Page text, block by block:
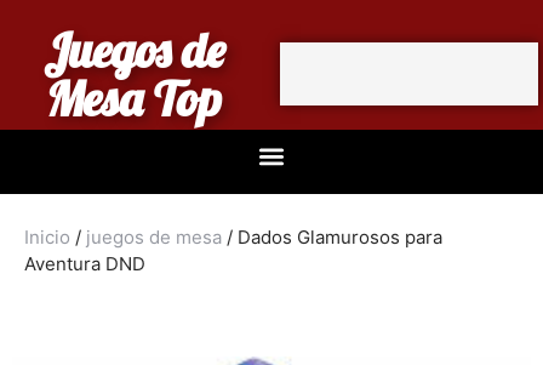
Juegos de
Mesa Top
Inicio / juegos de mesa / Dados Glamurosos para
Aventura DND